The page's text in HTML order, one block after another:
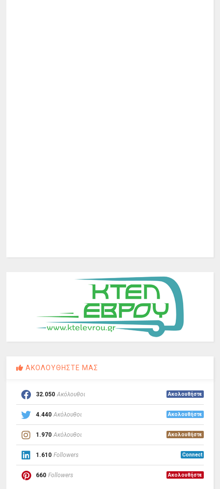
ΑΚΟΛΟΥΘΗΣΤΕ ΜΑΣ
32.050 Ακόλουθοι Ακολουθήστε
4.440 Ακόλουθοι Ακολουθήστε
1.970 Ακόλουθοι Ακολουθήστε
1.610 Followers Connect
660 Followers Ακολουθήστε